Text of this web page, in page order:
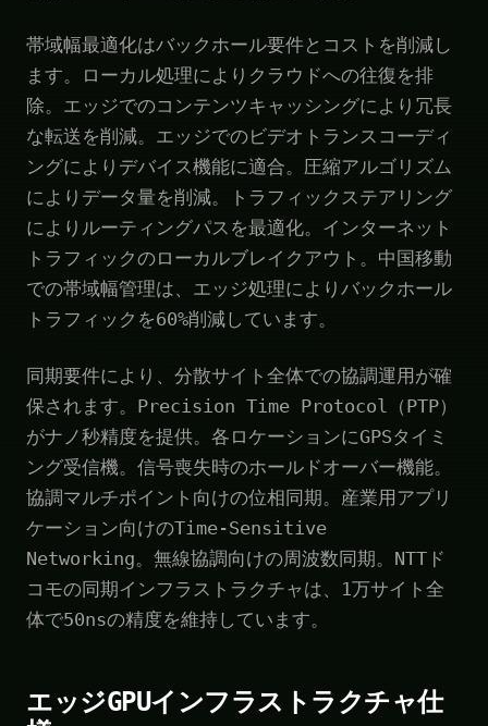
帯域幅最適化はバックホール要件とコストを削減し
ます。ローカル処理によりクラウドへの往復を排
除。エッジでのコンテンツキャッシングにより冗長
な転送を削減。エッジでのビデオトランスコーディ
ングによりデバイス機能に適合。圧縮アルゴリズム
によりデータ量を削減。トラフィックステアリング
によりルーティングパスを最適化。インターネット
トラフィックのローカルブレイクアウト。中国移動
での帯域幅管理は、エッジ処理によりバックホール
トラフィックを60%削減しています。
同期要件により、分散サイト全体での協調運用が確
保されます。Precision Time Protocol（PTP）
がナノ秒精度を提供。各ロケーションにGPSタイミ
ング受信機。信号喪失時のホールドオーバー機能。
協調マルチポイント向けの位相同期。産業用アプリ
ケーション向けのTime-Sensitive
Networking。無線協調向けの周波数同期。NTTド
コモの同期インフラストラクチャは、1万サイト全
体で50nsの精度を維持しています。
エッジGPUインフラストラクチャ仕